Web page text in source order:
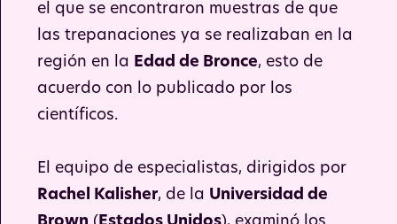
el que se encontraron muestras de que
las trepanaciones ya se realizaban en la
región en la
Edad de Bronce, esto de
acuerdo con lo publicado por los
científicos.
El equipo de especialistas, dirigidos por
Rachel Kalisher, de la Universidad de